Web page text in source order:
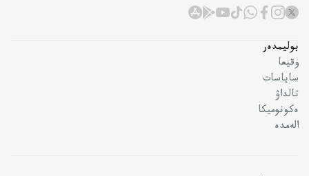
بوليمدەر
وقيعا
ساياسات
تالداۋ
ەكونوميكا
الەمدە